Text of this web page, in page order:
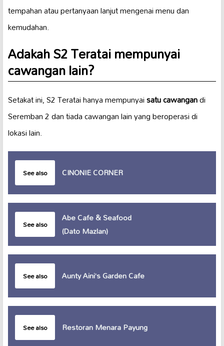
tempahan atau pertanyaan lanjut mengenai menu dan
kemudahan.
Adakah S2 Teratai mempunyai
cawangan lain?
Setakat ini, S2 Teratai hanya mempunyaisatu cawangandi
Seremban 2 dan tiada cawangan lain yang beroperasi di
lokasi lain.
See also CINONIE CORNER
See also
Abe Cafe & Seafood
(Dato Mazlan)
See also Aunty Aini’s Garden Cafe
See also Restoran Menara Payung